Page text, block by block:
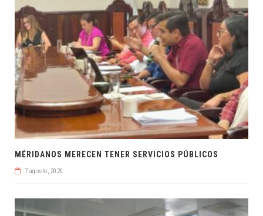
MÉRIDANOS MERECEN TENER SERVICIOS PÚBLICOS
7 agosto, 2026